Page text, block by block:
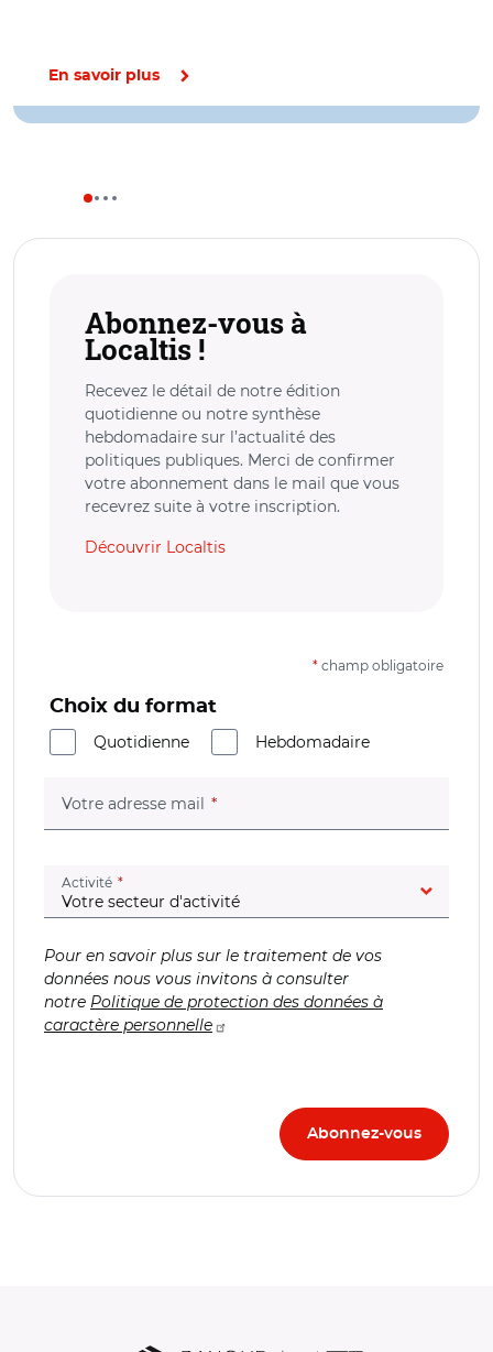
En savoir plus
Abonnez-vous à
Localtis !
Recevez le détail de notre édition
quotidienne ou notre synthèse
hebdomadaire sur l’actualité des
politiques publiques. Merci de confirmer
votre abonnement dans le mail que vous
recevrez suite à votre inscription.
Découvrir Localtis
* champ obligatoire
Choix du format
Quotidienne
Hebdomadaire
Votre adresse mail (champ obligatoire)
Activité (champ obligatoire)
Pour en savoir plus sur le traitement de vos
données nous vous invitons à consulter
notre Politique de protection des données à
caractère personnelle